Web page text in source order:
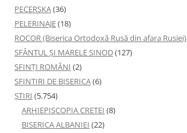
PECERSKA(36)
PELERINAJE(18)
ROCOR (Biserica Ortodoxă Rusă din afara Rusiei)
SFÂNTUL ȘI MARELE SINOD(127)
SFINȚI ROMÂNI (2)
SFINTIRI DE BISERICA(6)
ŞTIRI (5.754)
ARHIEPISCOPIA CRETEI (8)
BISERICA ALBANIEI (22)